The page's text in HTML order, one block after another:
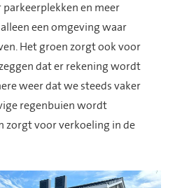
en meer
een omgeving waar
Het groen zorgt ook voor
dat er rekening wordt
weer dat we steeds vaker
regenbuien wordt
zorgt voor verkoeling in de